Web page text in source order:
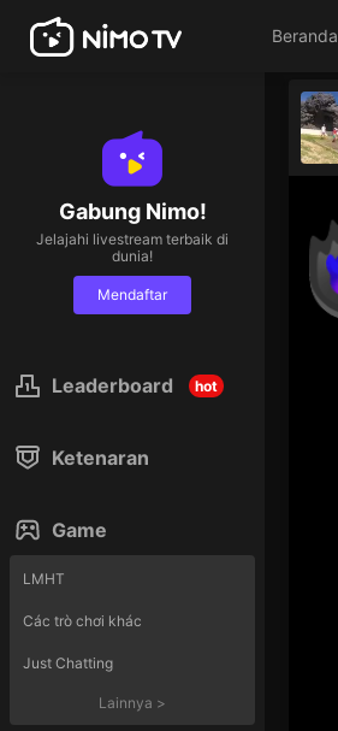
Beranda
Gabung Nimo!
Jelajahi livestream terbaik di
dunia!
Mendaftar
Leaderboard hot
Ketenaran
Game
LMHT
Các trò chơi khác
Just Chatting
Lainnya >